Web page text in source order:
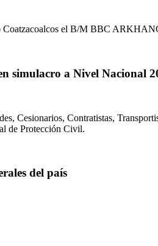
Coatzacoalcos el B/M BBC
simulacro a Nivel Nacional
Cesionarios, Contratistas,
de Protección Civil.
del país